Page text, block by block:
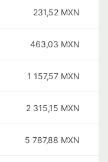
231,52 MXN
463,03 MXN
1 157,57 MXN
2 315,15 MXN
5 787,88 MXN